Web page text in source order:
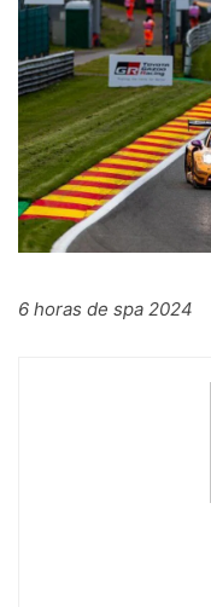
6 horas de spa 2024